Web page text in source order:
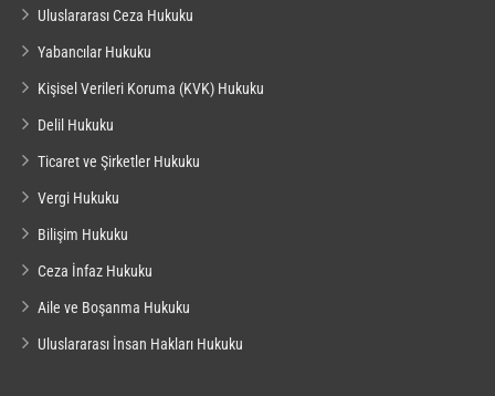
Uluslararası Ceza Hukuku
Yabancılar Hukuku
Kişisel Verileri Koruma (KVK) Hukuku
Delil Hukuku
Ticaret ve Şirketler Hukuku
Vergi Hukuku
Bilişim Hukuku
Ceza İnfaz Hukuku
Aile ve Boşanma Hukuku
Uluslararası İnsan Hakları Hukuku